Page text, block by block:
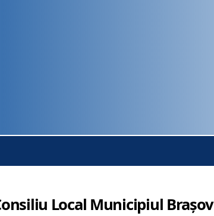
Local Municipiul Brașov